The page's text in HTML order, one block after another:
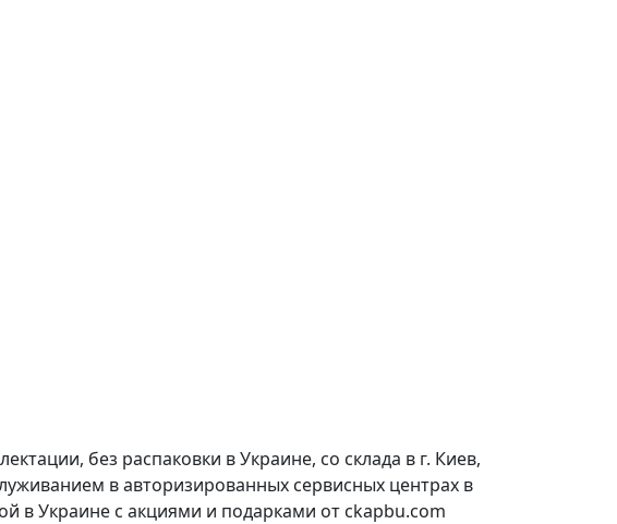
без распаковки в Украине, со склада в г. Киев,
в авторизированных сервисных центрах в
в Украине с акциями и подарками от ckapbu.com